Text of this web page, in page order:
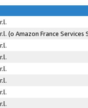
(o Amazon France